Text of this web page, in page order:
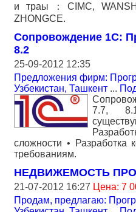
и траы：CIMC,
ZHONGCE.
Сопровождение 1С:
8.2
25-09-2012 12:35
Предложения фирм:
Узбекистан, Ташкент ...
7.7,
сложности • Разработка
требованиям.
НЕДВИЖЕМОСТЬ
21-07-2012 16:27 Цена: 7
Продам, предлагаю: